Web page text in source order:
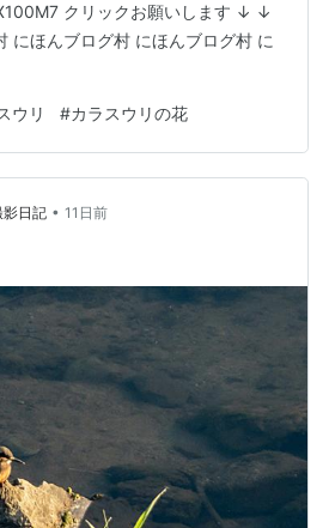
クリックお願いします ↓ ↓
ほんブログ村 にほんブログ村 に
ウリ #カラスウリの花
影日記 • 11日前